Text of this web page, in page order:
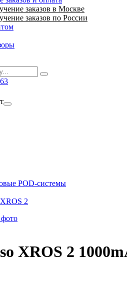
заказов в Москве
заказов по России
POD-системы
2
XROS 2